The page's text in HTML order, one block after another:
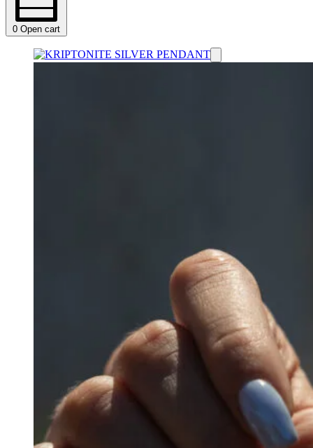
0 Open cart